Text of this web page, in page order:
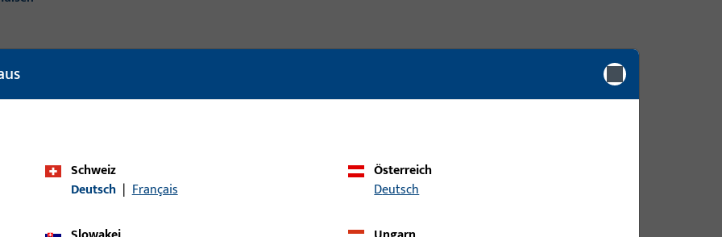
0Artikel gefunden
Schweiz
Deutsch | Français
Österreich
Deutsch